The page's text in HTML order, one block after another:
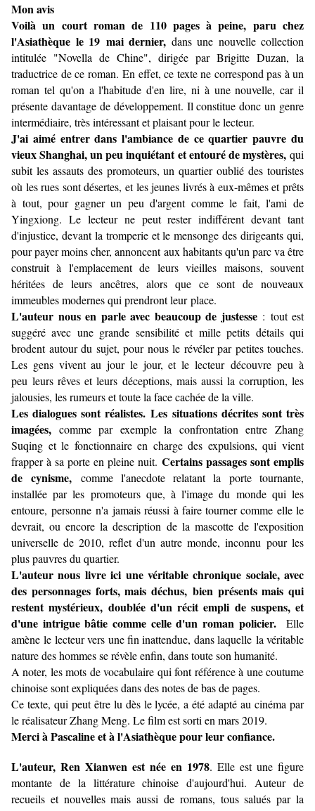
Mon avis
Voilà un court roman de 110 pages à peine, paru chez
l'Asiathèque le 19 mai dernier, dans une nouvelle collection
intitulée "Novella de Chine", dirigée par Brigitte Duzan, la
traductrice de ce roman. En effet, ce texte ne correspond pas à un
roman tel qu'on a l'habitude d'en lire, ni à une nouvelle, car il
présente davantage de développement. Il constitue donc un genre
intermédiaire, très intéressant et plaisant pour le lecteur.
J'ai aimé entrer dans l'ambiance de ce quartier pauvre du
vieux Shanghai, un peu inquiétant et entouré de mystères,qui
subit les assauts des promoteurs, un quartier oublié des touristes
où les rues sont désertes, et les jeunes livrés à eux-mêmes et prêts
à tout, pour gagner un peu d'argent comme le fait, l'ami de
Yingxiong. Le lecteur ne peut rester indifférent devant tant
d'injustice, devant la tromperie et le mensonge des dirigeants qui,
pour payer moins cher, annoncent aux habitants qu'un parc va être
construit à l'emplacement de leurs vieilles maisons, souvent
héritées de leurs ancêtres, alors que ce sont de nouveaux
immeubles modernes qui prendront leur place.
L'auteur nous en parle avec beaucoup de justesse: tout est
suggéré avec une grande sensibilité et mille petits détails qui
brodent autour du sujet, pour nous le révéler par petites touches.
Les gens vivent au jour le jour, et le lecteur découvre peu à
peu leurs rêves et leurs déceptions, mais aussi la corruption, les
jalousies, les rumeurs et toute la face cachée de la ville.
Les dialogues sont réalistes. Les situations décrites sont très
imagées, comme par exemple la confrontation entre Zhang
Suqing et le fonctionnaire en charge des expulsions, qui vient
frapper à sa porte en pleine nuit. Certains passages sont emplis
de cynisme, comme l'anecdote relatant la porte tournante,
installée par les promoteurs que, à l'image du monde qui les
entoure, personne n'a jamais réussi à faire tourner comme elle le
devrait, ou encore la description de la mascotte de l'exposition
universelle de 2010, reflet d'un autre monde, inconnu pour les
plus pauvres du quartier.
L'auteur nous livre ici une véritable chronique sociale, avec
des personnages forts, mais déchus, bien présents mais qui
restent mystérieux, doublée d'un récit empli de suspens, et
d'une intrigue bâtie comme celle d'un roman policier.
Elle
amène le lecteur vers une fin inattendue, dans laquelle la véritable
nature des hommes se révèle enfin, dans toute son humanité.
A noter, les mots de vocabulaire qui font référence à une coutume
chinoise sont expliquées dans des notes de bas de pages.
Ce texte, qui peut être lu dès le lycée, a été adapté au cinéma par
le réalisateur Zhang Meng. Le film est sorti en mars 2019.
Merci à Pascaline et à l'Asiathèque pour leur confiance.
L'auteur, Ren Xianwen est née en 1978. Elle est une figure
montante de la littérature chinoise d'aujourd'hui. Auteur de
recueils et nouvelles mais aussi de romans, tous salués par la